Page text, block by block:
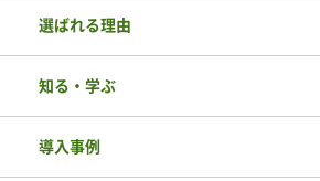
選ばれる理由
知る・学ぶ
導入事例